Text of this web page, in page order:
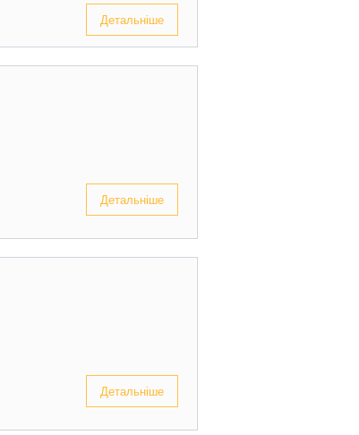
Детальніше
Детальніше
Детальніше